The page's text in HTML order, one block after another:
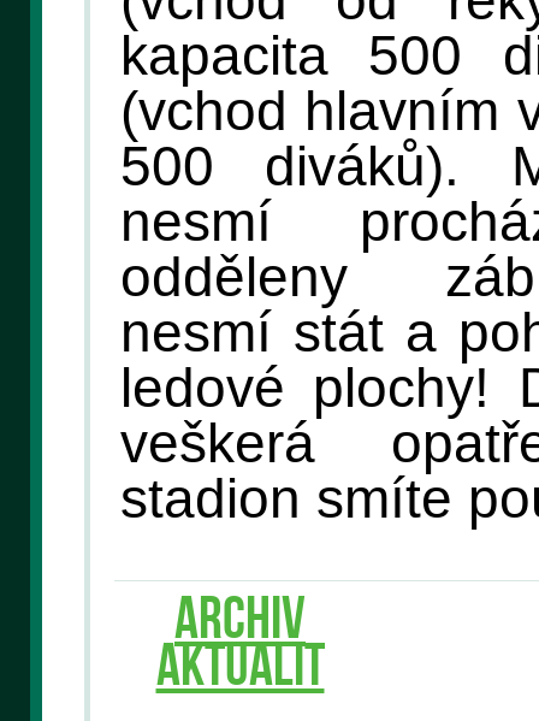
kapacita 500
(vchod hlavním
500 diváků).
nesmí
odděleny
nesmí stát a
ledové plochy!
veškerá
stadion smíte
ARCHIV
AKTUALIT